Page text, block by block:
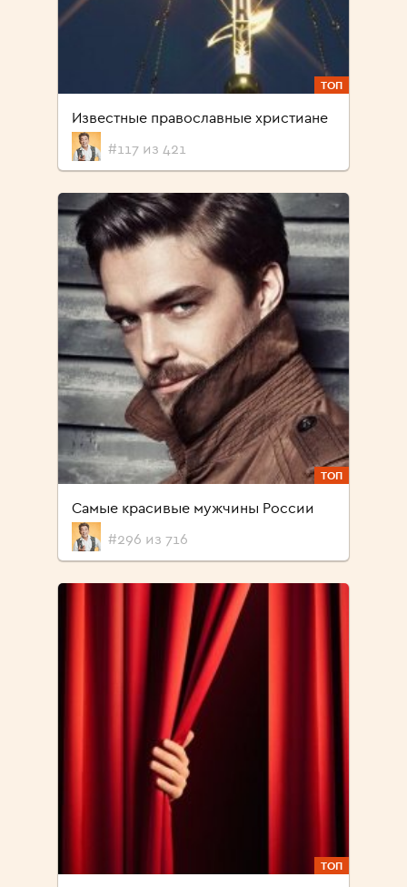
ТОП
Известные православные христиане
#117 из 421
ТОП
Самые красивые мужчины России
#296 из 716
ТОП